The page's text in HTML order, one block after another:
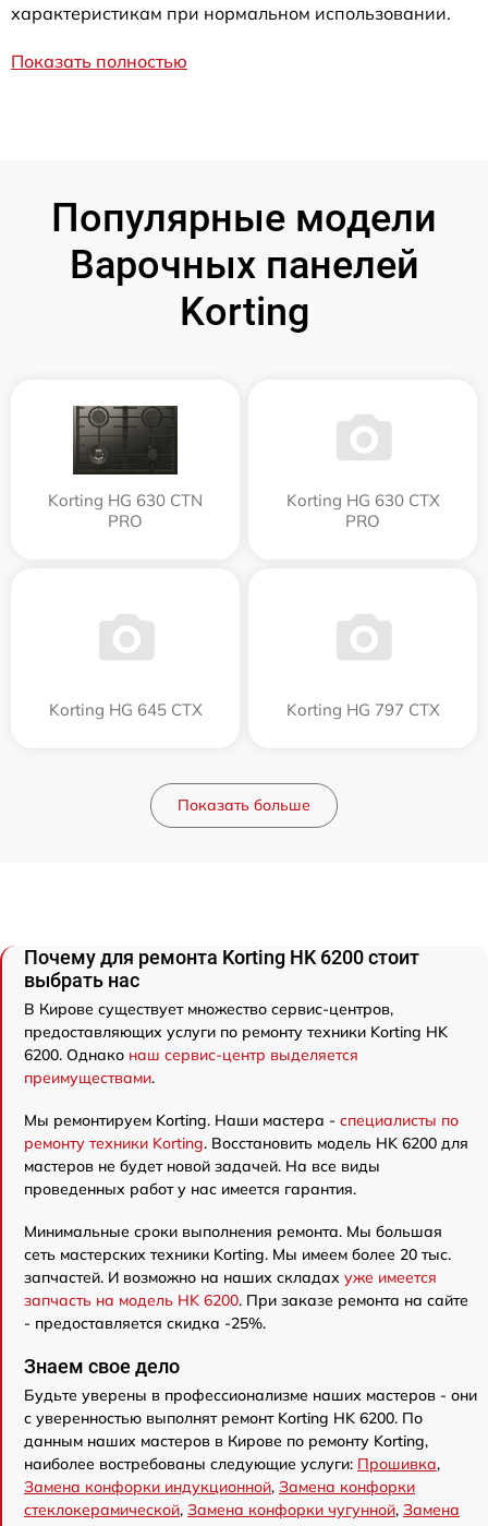
характеристикам при нормальном использовании.
Показать полностью
Популярные модели
Варочных панелей
Korting
Korting HG 630 CTN
PRO
Korting HG 630 CTX
PRO
Korting HG 645 CTX Korting HG 797 CTX
Показать больше
Почему для ремонта Korting HK 6200 стоит
выбрать нас
В Кирове существует множество сервис-центров,
предоставляющих услуги по ремонту техники Korting HK
6200. Однако наш сервис-центр выделяется
преимуществами.
Мы ремонтируем Korting. Наши мастера - специалисты по
ремонту техники Korting. Восстановить модель HK 6200 для
мастеров не будет новой задачей. На все виды
проведенных работ у нас имеется гарантия.
Минимальные сроки выполнения ремонта. Мы большая
сеть мастерских техники Korting. Мы имеем более 20 тыс.
запчастей. И возможно на наших складах уже имеется
запчасть на модель HK 6200. При заказе ремонта на сайте
- предоставляется скидка -25%.
Знаем свое дело
Будьте уверены в профессионализме наших мастеров - они
с уверенностью выполнят ремонт Korting HK 6200. По
данным наших мастеров в Кирове по ремонту Korting,
наиболее востребованы следующие услуги: Прошивка,
Замена конфорки индукционной, Замена конфорки
стеклокерамической, Замена конфорки чугунной, Замена